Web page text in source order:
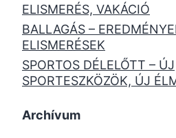
ELISMERÉS, VAKÁCIÓ
BALLAGÁS –
ELISMERÉSEK
SPORTOS DÉLELŐTT – ÚJ
SPORTESZKÖZÖK, ÚJ
Archívum